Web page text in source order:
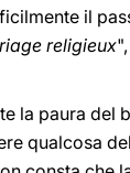
il
religieux
la paura del
qualcosa